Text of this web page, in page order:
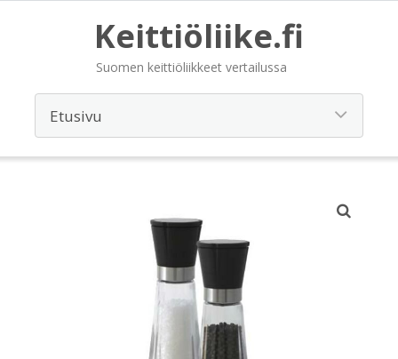
Keittiöliike.fi
Suomen keittiöliikkeet vertailussa